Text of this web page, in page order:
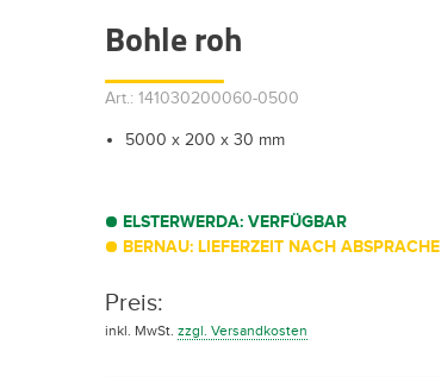
Bohle roh
Art.: 141030200060-0500
5000 x 200 x 30 mm
ELSTERWERDA: VERFÜGBAR
BERNAU: LIEFERZEIT NACH ABSPRACHE
Preis:
inkl. MwSt.zzgl. Versandkosten